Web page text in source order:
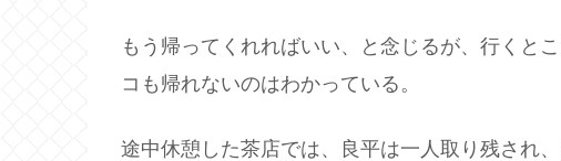
もう帰ってくれればいい、と念じるが、行くと
コも帰れないのはわかっている。
途中休憩した茶店では、良平は一人取り残され